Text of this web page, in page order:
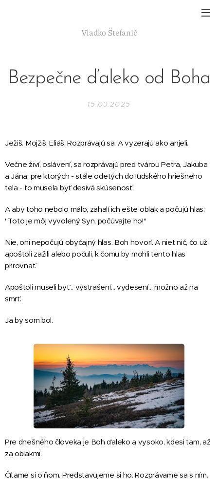
Vladko Štefanič
Bezpečne ďaleko od Boha
15.03.2025
Ježiš. Mojžiš. Eliáš. Rozprávajú sa. A vyzerajú ako anjeli.
Večne živí, oslávení, sa rozprávajú pred tvárou Petra, Jakuba
a Jána, pre ktorých - stále odetých do ľudského hriešneho
tela - to musela byť desivá skúsenosť.
A aby toho nebolo málo, zahalí ich ešte oblak a počujú hlas:
"Toto je môj vyvolený Syn, počúvajte ho!"
Nie, oni nepočujú obyčajný hlas. Boh hovorí. A niet nič, čo už
apoštoli zažili alebo počuli, k čomu by mohli tento hlas
prirovnať.
Apoštoli museli byť… vystrašení… vydesení… možno až na
smrť.
Ja by som bol.
Pre dnešného človeka je Boh ďaleko a vysoko, kdesi tam, až
za oblakmi.
Čítame si o ňom. Predstavujeme si ho. Rozprávame sa s ním.